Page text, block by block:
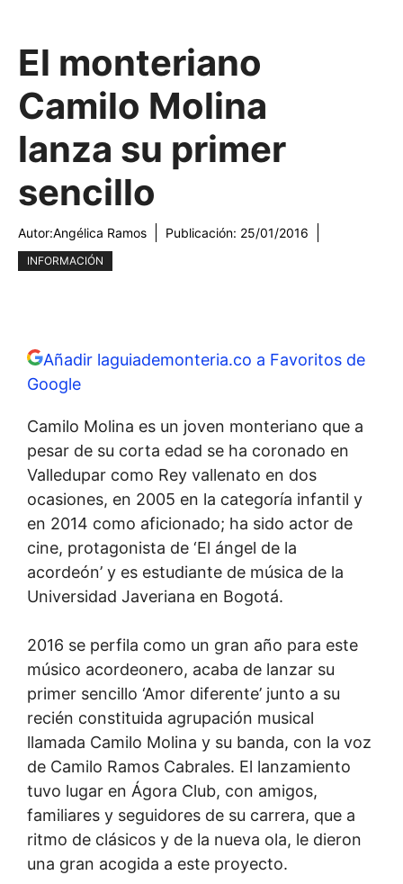
El monteriano
Camilo Molina
lanza su primer
sencillo
Autor:Angélica Ramos Publicación: 25/01/2016
INFORMACIÓN
Añadir laguiademonteria.co a Favoritos de
Google
Camilo Molina es un joven monteriano que a
pesar de su corta edad se ha coronado en
Valledupar como Rey vallenato en dos
ocasiones, en 2005 en la categoría infantil y
en 2014 como aficionado; ha sido actor de
cine, protagonista de ‘El ángel de la
acordeón’ y es estudiante de música de la
Universidad Javeriana en Bogotá.
2016 se perfila como un gran año para este
músico acordeonero, acaba de lanzar su
primer sencillo ‘Amor diferente’ junto a su
recién constituida agrupación musical
llamada Camilo Molina y su banda, con la voz
de Camilo Ramos Cabrales. El lanzamiento
tuvo lugar en Ágora Club, con amigos,
familiares y seguidores de su carrera, que a
ritmo de clásicos y de la nueva ola, le dieron
una gran acogida a este proyecto.